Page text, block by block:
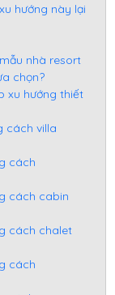
hướng này lại
nhà resort
chọn?
xu hướng thiết
cách villa
cách
cách cabin
cách chalet
cách